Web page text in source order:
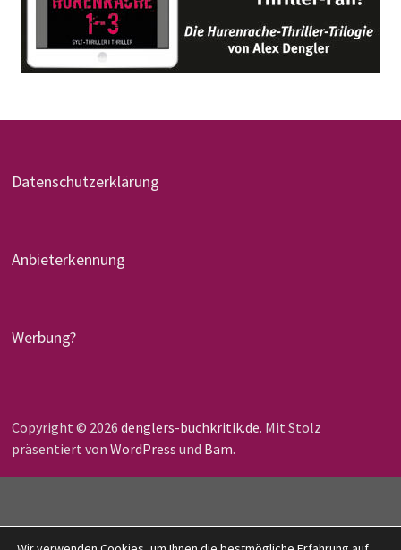
Datenschutzerklärung
Anbieterkennung
Werbung?
Copyright © 2026 denglers-buchkritik.de. Mit Stolz
präsentiert von WordPress und Bam.